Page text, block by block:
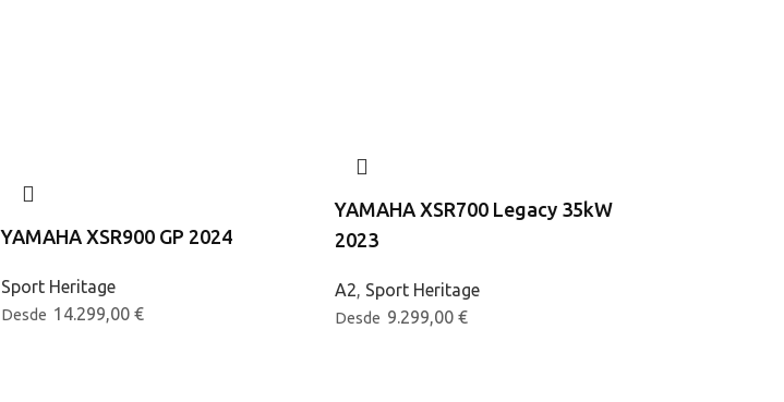
YAMAHA XSR900 GP 2024
Sport Heritage
Desde 14.299,00 €
YAMAHA XSR700 Legacy 35kW
2023
A2, Sport Heritage
Desde 9.299,00 €